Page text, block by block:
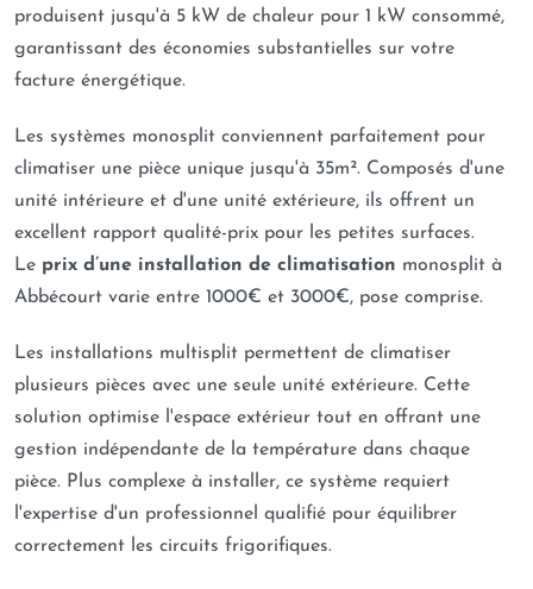
produisent jusqu'à 5 kW de chaleur pour 1 kW consommé,
garantissant des économies substantielles sur votre
facture énergétique.
Les systèmes monosplit conviennent parfaitement pour
climatiser une pièce unique jusqu'à 35m². Composés d'une
unité intérieure et d'une unité extérieure, ils offrent un
excellent rapport qualité-prix pour les petites surfaces.
Le prix d’une installation de climatisation monosplit à
Abbécourt varie entre 1000€ et 3000€, pose comprise.
Les installations multisplit permettent de climatiser
plusieurs pièces avec une seule unité extérieure. Cette
solution optimise l'espace extérieur tout en offrant une
gestion indépendante de la température dans chaque
pièce. Plus complexe à installer, ce système requiert
l'expertise d'un professionnel qualifié pour équilibrer
correctement les circuits frigorifiques.